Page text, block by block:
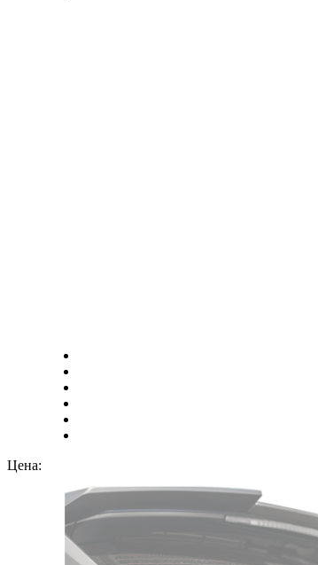
Цена: